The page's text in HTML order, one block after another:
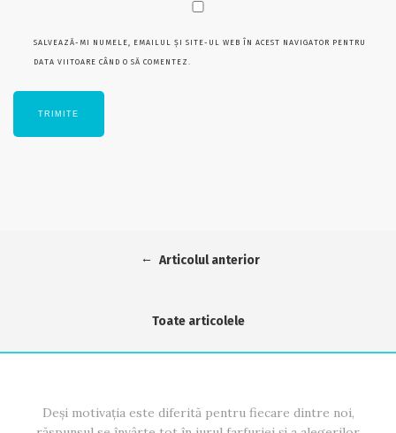
SALVEAZĂ-MI NUMELE, EMAILUL ȘI SITE-UL WEB ÎN ACEST NAVIGATOR PENTRU
DATA VIITOARE CÂND O SĂ COMENTEZ.
← Articolul anterior
Toate articolele
Deși motivația este diferită pentru fiecare dintre noi,